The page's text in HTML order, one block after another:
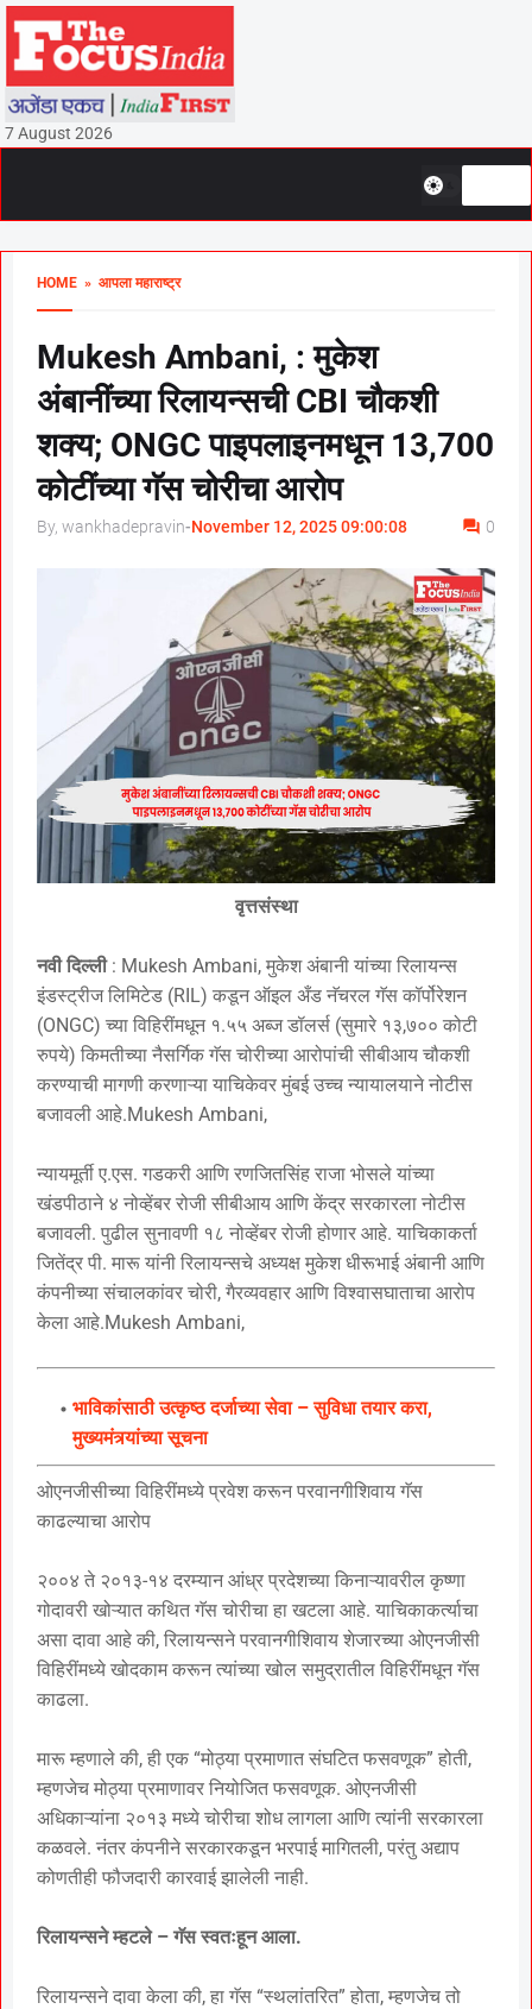
7 August 2026
HOME » आपला महाराष्ट्र
Mukesh Ambani, : मुकेश
अंबानींच्या रिलायन्सची CBI चौकशी
शक्य; ONGC पाइपलाइनमधून 13,700
कोटींच्या गॅस चोरीचा आरोप
By, wankhadepravin-November 12, 2025 09:00:08 0
वृत्तसंस्था
नवी दिल्ली: Mukesh Ambani, मुकेश अंबानी यांच्या रिलायन्स
इंडस्ट्रीज लिमिटेड (RIL) कडून ऑइल अँड नॅचरल गॅस कॉर्पोरेशन
(ONGC) च्या विहिरींमधून १.५५ अब्ज डॉलर्स (सुमारे १३,७०० कोटी
रुपये) किमतीच्या नैसर्गिक गॅस चोरीच्या आरोपांची सीबीआय चौकशी
करण्याची मागणी करणाऱ्या याचिकेवर मुंबई उच्च न्यायालयाने नोटीस
बजावली आहे.Mukesh Ambani,
न्यायमूर्ती ए.एस. गडकरी आणि रणजितसिंह राजा भोसले यांच्या
खंडपीठाने ४ नोव्हेंबर रोजी सीबीआय आणि केंद्र सरकारला नोटीस
बजावली. पुढील सुनावणी १८ नोव्हेंबर रोजी होणार आहे. याचिकाकर्ता
जितेंद्र पी. मारू यांनी रिलायन्सचे अध्यक्ष मुकेश धीरूभाई अंबानी आणि
कंपनीच्या संचालकांवर चोरी, गैरव्यवहार आणि विश्वासघाताचा आरोप
केला आहे.Mukesh Ambani,
भाविकांसाठी उत्कृष्ठ दर्जाच्या सेवा – सुविधा तयार करा,
मुख्यमंत्र्यांच्या सूचना
ओएनजीसीच्या विहिरींमध्ये प्रवेश करून परवानगीशिवाय गॅस
काढल्याचा आरोप
२००४ ते २०१३-१४ दरम्यान आंध्र प्रदेशच्या किनाऱ्यावरील कृष्णा
गोदावरी खोऱ्यात कथित गॅस चोरीचा हा खटला आहे. याचिकाकर्त्याचा
असा दावा आहे की, रिलायन्सने परवानगीशिवाय शेजारच्या ओएनजीसी
विहिरींमध्ये खोदकाम करून त्यांच्या खोल समुद्रातील विहिरींमधून गॅस
काढला.
मारू म्हणाले की, ही एक “मोठ्या प्रमाणात संघटित फसवणूक” होती,
म्हणजेच मोठ्या प्रमाणावर नियोजित फसवणूक. ओएनजीसी
अधिकाऱ्यांना २०१३ मध्ये चोरीचा शोध लागला आणि त्यांनी सरकारला
कळवले. नंतर कंपनीने सरकारकडून भरपाई मागितली, परंतु अद्याप
कोणतीही फौजदारी कारवाई झालेली नाही.
रिलायन्सने म्हटले – गॅस स्वतःहून आला.
रिलायन्सने दावा केला की, हा गॅस “स्थलांतरित” होता, म्हणजेच तो